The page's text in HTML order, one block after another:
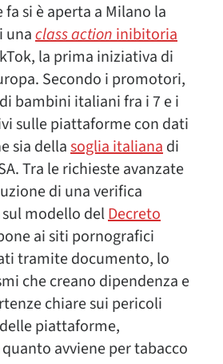
si è aperta a Milano la
unaclass actioninibitoria
la prima iniziativa di
Secondo i promotori,
bambini italiani fra i 7 e i
sulle piattaforme con dati
sia dellasoglia italianadi
Tra le richieste avanzate
di una verifica
modello delDecreto
ai siti pornografici
tramite documento, lo
che creano dipendenza e
chiare sui pericoli
piattaforme,
avviene per tabacco